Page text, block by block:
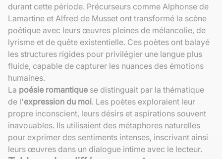
durant cette période. Précurseurs comme Alphonse de
Lamartine et Alfred de Musset ont transformé la scène
poétique avec leurs œuvres pleines de mélancolie, de
lyrisme et de quête existentielle. Ces poètes ont balayé
les structures rigides pour privilégier une langue plus
fluide, capable de capturer les nuances des émotions
humaines.
La poésie romantique se distinguait par la thématique
de l'expression du moi. Les poètes exploraient leur
propre inconscient, leurs désirs et aspirations souvent
inavouables. Ils utilisaient des métaphores naturelles
pour exprimer des sentiments intenses, inscrivant ainsi
leurs œuvres dans un dialogue intime avec le lecteur.